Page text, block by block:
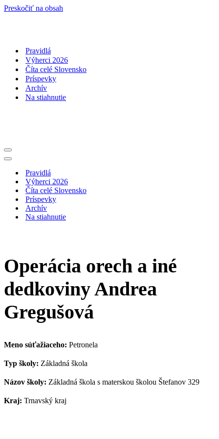
Preskočiť na obsah
Pravidlá
Výherci 2026
Číta celé Slovensko
Príspevky
Archív
Na stiahnutie
Menu
navigácie
Menu
navigáciePravidlá
Výherci 2026
Číta celé Slovensko
Príspevky
Archív
Na stiahnutie
Operácia orech a iné
dedkoviny Andrea
Gregušová
Meno súťažiaceho: Petronela
Typ školy: Základná škola
Názov školy: Základná škola s materskou školou Štefanov 329
Kraj: Trnavský kraj